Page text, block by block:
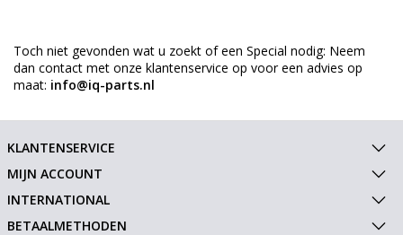
Toch niet gevonden wat u zoekt of een Special nodig: Neem
dan contact met onze klantenservice op voor een advies op
maat: info@iq-parts.nl
KLANTENSERVICE
MIJN ACCOUNT
INTERNATIONAL
BETAALMETHODEN